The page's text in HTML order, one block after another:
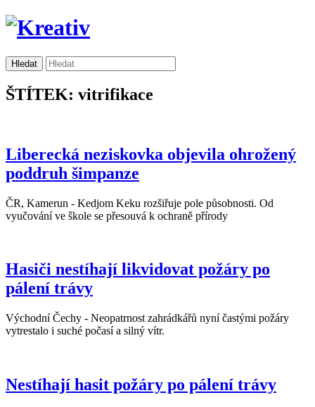
ŠTÍTEK: vitrifikace
Liberecká neziskovka objevila ohrožený
poddruh šimpanze
ČR, Kamerun - Kedjom Keku rozšiřuje pole působnosti. Od
vyučování ve škole se přesouvá k ochraně přírody
Hasiči nestíhají likvidovat požáry po
pálení trávy
Východní Čechy - Neopatrnost zahrádkářů nyní častými požáry
vytrestalo i suché počasí a silný vítr.
Nestíhají hasit požáry po pálení trávy